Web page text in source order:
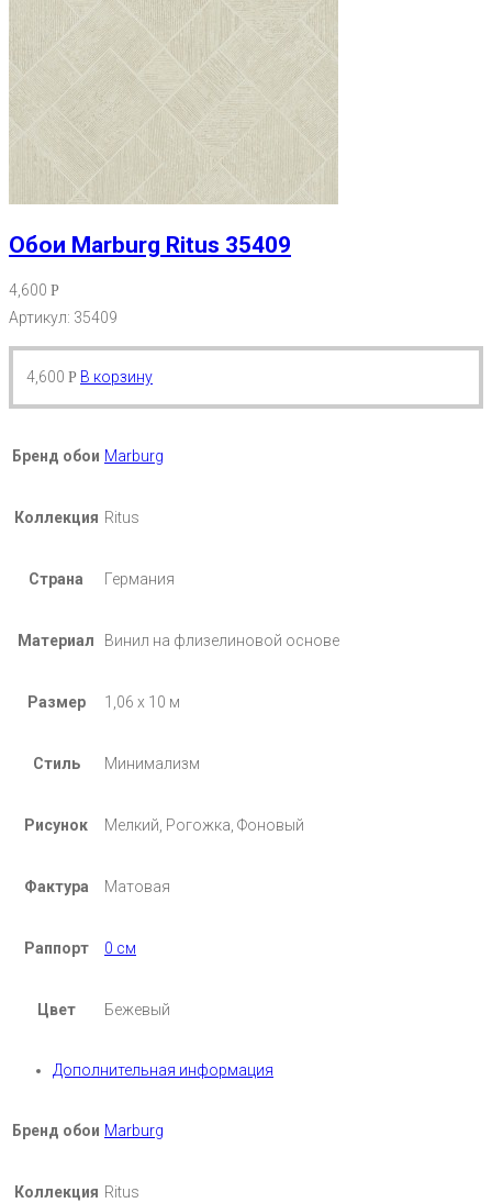
Обои Marburg Ritus 35409
4,600 Р
Артикул: 35409
4,600 Р В корзину
Бренд обои Marburg
Коллекция Ritus
Страна Германия
Материал Винил на флизелиновой основе
Размер 1,06 х 10 м
Стиль Минимализм
Рисунок Мелкий, Рогожка, Фоновый
Фактура Матовая
Раппорт 0 см
Цвет Бежевый
Дополнительная информация
Бренд обои Marburg
Коллекция Ritus